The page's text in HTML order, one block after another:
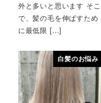
外と多いと思います そこ
で、髪の毛を伸ばすため
に最低限 […]
白髪のお悩み